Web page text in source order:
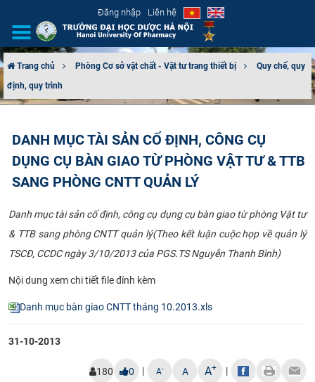
Đăng nhập Liên hệ
GIỚI THIỆU
TUYỂN SINH
ĐẢM BẢO CHẤT LƯỢNG
KHOA HỌC CÔNG NGHỆ
HTQT
Trang chủ Phòng Cơ sở vật chất - Vật tư trang thiết bị
Quy chế, quy
định, quy trình
DANH MỤC TÀI SẢN CỐ ĐỊNH, CÔNG CỤ
DỤNG CỤ BÀN GIAO TỪ PHÒNG VẬT TƯ & TTB
SANG PHÒNG CNTT QUẢN LÝ
Danh mục tài sản cố định, công cụ dụng cụ bàn giao từ phòng Vật tư
& TTB sang phòng CNTT quản lý(Theo kết luận cuộc họp về quản lý
TSCĐ, CCDC ngày 3/10/2013 của PGS.TS Nguyễn Thanh Bình)
Nội dung xem chi tiết file đính kèm
Danh mục bàn giao CNTT tháng 10.2013.xls
31-10-2013
180 0 | A- A A+ |